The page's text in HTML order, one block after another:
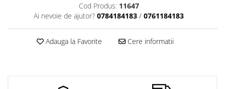
Cod Produs: 11647
Ai nevoie de ajutor? 0784184183 / 0761184183
Adauga la Favorite Cere informatii